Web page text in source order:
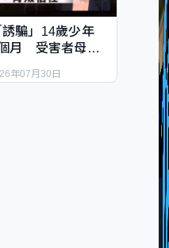
騙」14歲少年
月 受害者母：
年07月30日